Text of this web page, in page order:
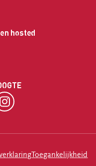
hosted
Toegankelijkheid